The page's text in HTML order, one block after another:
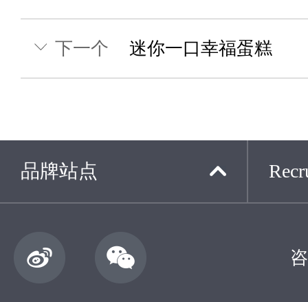
下一个 迷你一口幸福蛋糕
品牌站点